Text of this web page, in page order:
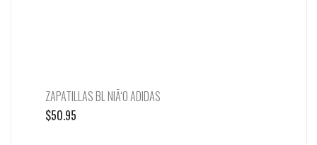
ZAPATILLAS BL NIÃ‘O ADIDAS
$50.95